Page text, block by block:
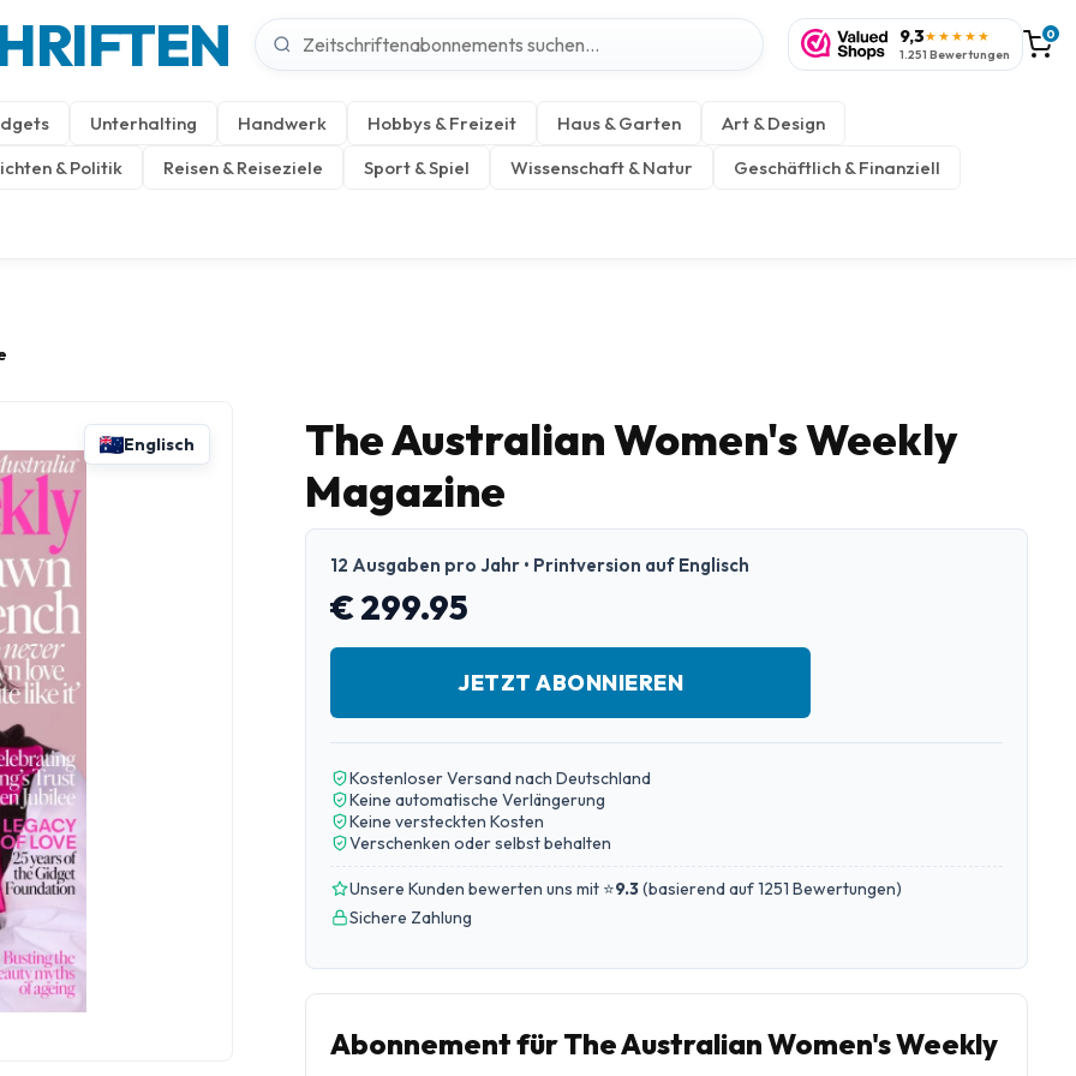
9,3★★★★★
1.251 Bewertungen
0
Unterhalting Handwerk Hobbys & Freizeit Haus & Garten
Art & Design
& Politik
Reisen & Reiseziele Sport & Spiel Wissenschaft & Natur Geschäftlich & Finanziell
Englisch
The Australian Women's Weekly
Magazine
12 Ausgaben pro Jahr • Printversion auf Englisch
€ 299.95
JETZT ABONNIEREN
Kostenloser Versand nach Deutschland
Keine automatische Verlängerung
Keine versteckten Kosten
Verschenken oder selbst behalten
Unsere Kunden bewerten uns mit ⭐9.3(basierend auf 1251 Bewertungen)
Sichere Zahlung
Abonnement für The Australian Women's Weekly